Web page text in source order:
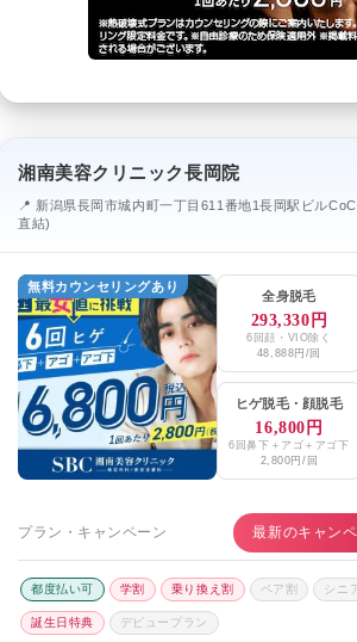
湘南美容クリニック長岡院
📍 新潟県長岡市城内町一丁目611番地1長岡駅ビル
直結)
無料カウンセリングあり
全身脱毛
293,330円
6回顔・VIO除く
48,888円/回
ヒゲ脱毛・ 顔脱毛
16,800円
6回鼻下＋アゴ＋アゴ下
2,800円/回
プラン・キャンペーン 最新のキャン
都度払い可 学割 乗り換え割 ペア割 シニ
誕生日特典 デビュープラン